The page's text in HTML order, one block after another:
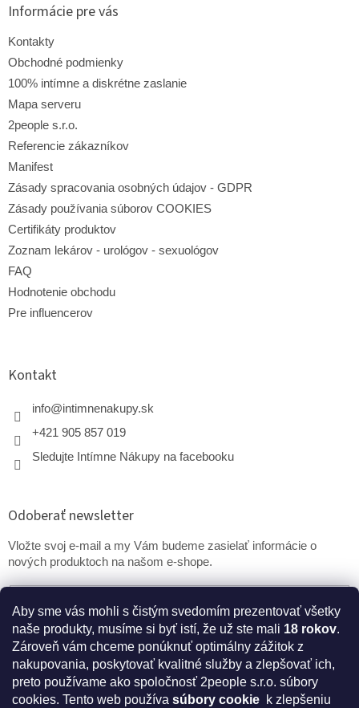
Aby sme vás mohli s čistým svedomím prezentovať všetky
naše produkty, musíme si byť istí, že už ste mali 18 rokov.
Zároveň vám chceme ponúknuť optimálny zážitok z
nakupovania, poskytovať kvalitné služby a zlepšovať ich,
preto používame ako spoločnosť 2people s.r.o. súbory
cookies. Tento web používa súbory cookie k zlepšeniu
Informácie pre vás
Kontakty
Obchodné podmienky
100% intímne a diskrétne zaslanie
Mapa serveru
2people s.r.o.
Referencie zákazníkov
Manifest
Zásady spracovania osobných údajov - GDPR
Zásady používania súborov COOKIES
Certifikáty produktov
Zoznam lekárov - urológov - sexuológov
FAQ
Hodnotenie obchodu
Pre influencerov
Kontakt
info@intimnenakupy.sk
+421 905 857 019
Sledujte Intímne Nákupy na facebooku
Odoberať newsletter
Vložte svoj e-mail a my Vám budeme zasielať informácie o
nových produktoch na našom e-shope.
PRIHLÁSIŤ SA
* Disclaimer: Bezpečnostné prehlásenie k výživovým